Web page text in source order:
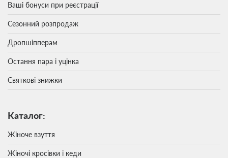
Ваші бонуси при реєстрації
Сезонний розпродаж
Дропшіпперам
Остання пара і уцінка
Святкові знижки
Каталог:
Жіноче взуття
Жіночі кросівки і кеди